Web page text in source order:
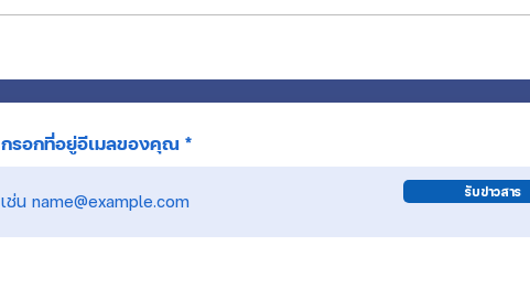
กรอกที่อยู่อีเมลของคุณ
รับข่าวสาร